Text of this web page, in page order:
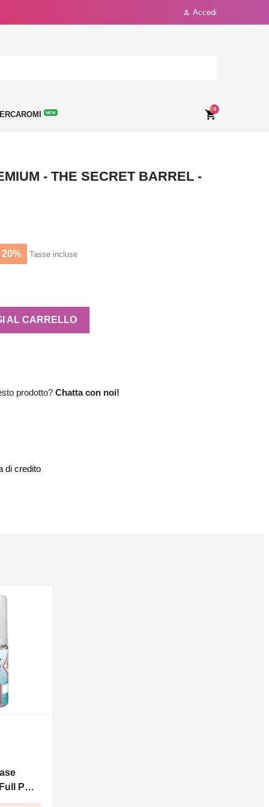
 Accedi
NEW 
0
- THE SECRET BARREL -
20% Tasse incluse
AL CARRELLO
prodotto? Chatta con noi!
di credito
PG -